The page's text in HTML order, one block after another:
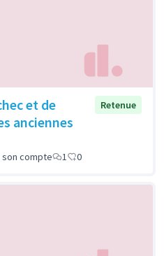
et de
anciennes
Retenue
compte 1 0